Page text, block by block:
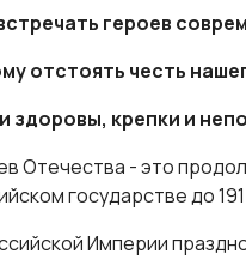
героев
отстоять честь
здоровы, крепки и
Отечества - это
государстве до
Империи